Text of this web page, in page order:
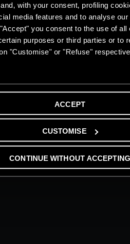
with your consent, profiling
media features and to analyse
you consent to the use of all
purposes or third parties or to
"Customise" or "Refuse"
ACCEPT
CUSTOMISE
CONTINUE WITHOUT ACCEPTING